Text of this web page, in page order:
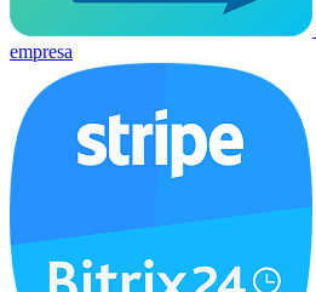
empresa